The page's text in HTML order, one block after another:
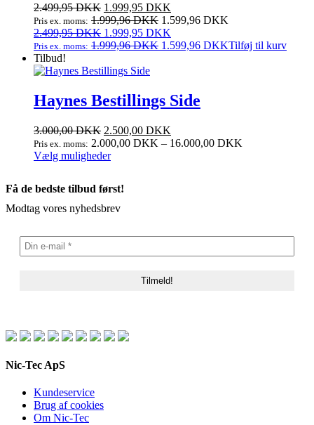
2.499,95DKK Den
oprindelige
pris
var:
1.999,95 DKK
aktuelle
er:
Pris ex. moms: 1.999,96DKK 1.599,96 DKK
2.499,95DKK Den
oprindelige
var:
1.999,95 DKK
aktuelle
Pris ex. moms: 1.999,96DKK 1.599,96 DKKTilføj til kurv
Tilbud!
Haynes Bestillings Side
3.000,00DKK 2.500,00 DKK
Pris ex. moms: 2.000,00 DKK – 16.000,00 DKK
Vælg mulighederDette
flere
varianter.
på
Få de bedste tilbud først!
Modtag vores nyhedsbrev
Nic-Tec ApS
Kundeservice
Brug af cookies
Om Nic-Tec